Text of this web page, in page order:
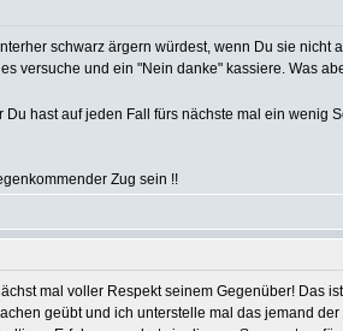
schwarz ärgern würdest, wenn Du sie nicht
versuche und ein "Nein danke" kassiere. Was
hast auf jeden Fall fürs nächste mal ein wenig
Zug sein !!
mal voller Respekt seinem Gegenüber! Das
geübt und ich unterstelle mal das jemand